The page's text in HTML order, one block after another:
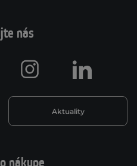
nás
Aktuality
Instagram LinkedIn